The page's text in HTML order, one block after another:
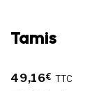
Tamis
49,16€ TTC